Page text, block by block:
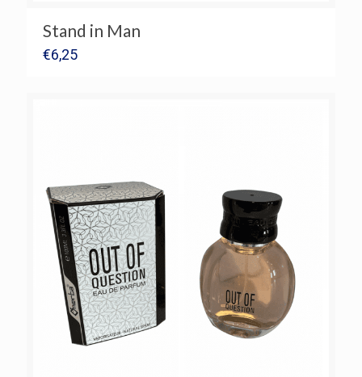
Stand in Man
€6,25